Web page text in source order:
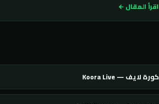
اقرأ المقال ←
كورة لايف — Koora Live